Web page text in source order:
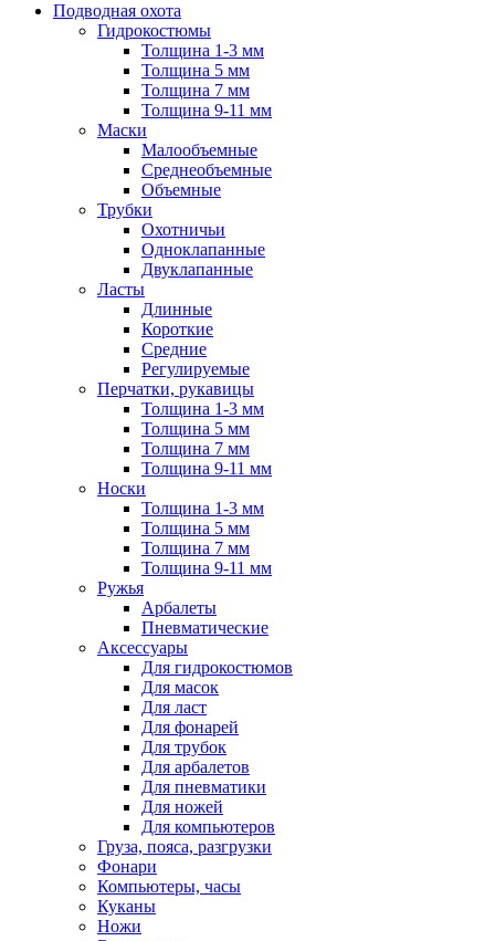
Подводная охота
Гидрокостюмы
Толщина 1-3 мм
Толщина 5 мм
Толщина 7 мм
Толщина 9-11 мм
Маски
Малообъемные
Среднеобъемные
Объемные
Трубки
Охотничьи
Одноклапанные
Двуклапанные
Ласты
Длинные
Короткие
Средние
Регулируемые
Перчатки, рукавицы
Толщина 1-3 мм
Толщина 5 мм
Толщина 7 мм
Толщина 9-11 мм
Носки
Толщина 1-3 мм
Толщина 5 мм
Толщина 7 мм
Толщина 9-11 мм
Ружья
Арбалеты
Пневматические
Аксессуары
Для гидрокостюмов
Для масок
Для ласт
Для фонарей
Для трубок
Для арбалетов
Для пневматики
Для ножей
Для компьютеров
Груза, пояса, разгрузки
Фонари
Компьютеры, часы
Куканы
Ножи